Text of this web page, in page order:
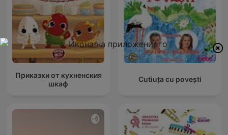
Приказки от кухненския
шкаф
Cutiuța cu povești